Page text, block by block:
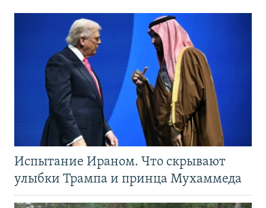
Испытание Ираном. Что скрывают
улыбки Трампа и принца Мухаммеда